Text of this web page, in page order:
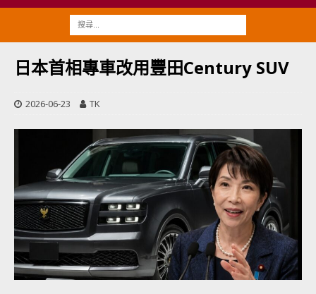
日本首相專車改用豐田Century SUV
2026-06-23 TK